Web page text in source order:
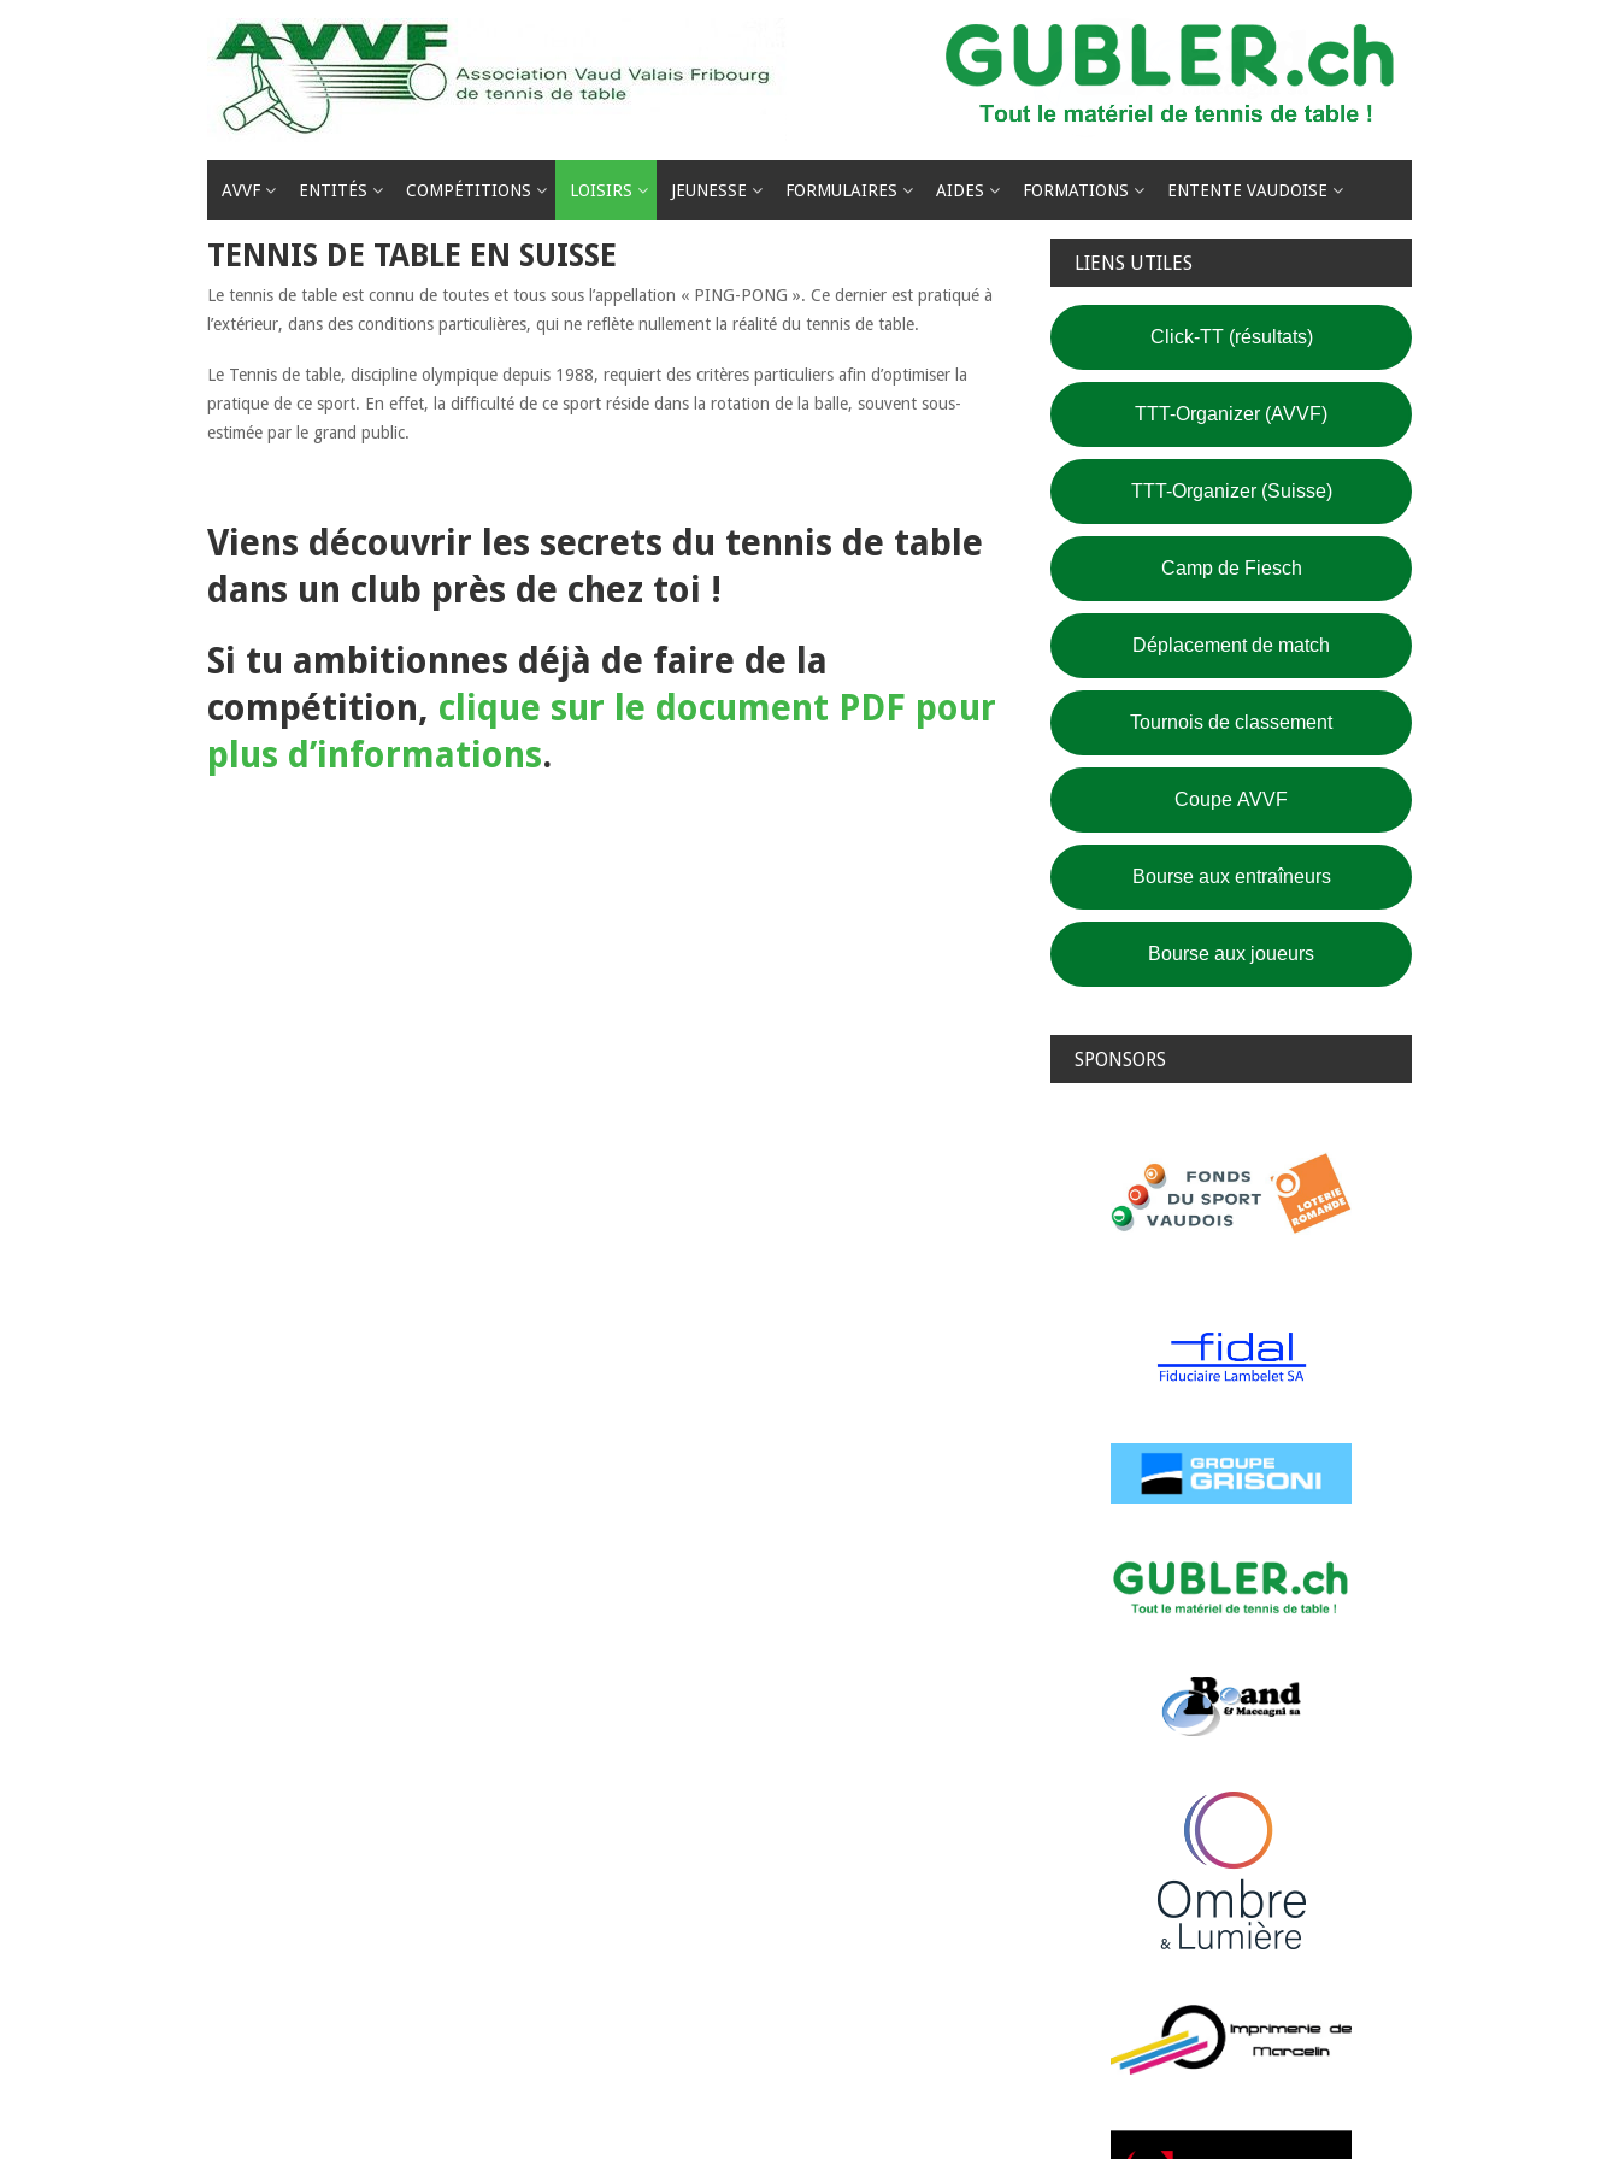
AVVF ENTITÉS COMPÉTITIONS LOISIRS JEUNESSE FORMULAIRES AIDES FORMATIONS ENTENTE VAUDOISE
TENNIS DE TABLE EN SUISSE
Le tennis de table est connu de toutes et tous sous l’appellation « PING-PONG ». Ce dernier est pratiqué à
l’extérieur, dans des conditions particulières, qui ne reflète nullement la réalité du tennis de table.
Le Tennis de table, discipline olympique depuis 1988, requiert des critères particuliers afin d’optimiser la
pratique de ce sport. En effet, la difficulté de ce sport réside dans la rotation de la balle, souvent sous-
estimée par le grand public.
Viens découvrir les secrets du tennis de table
dans un club près de chez toi !
Si tu ambitionnes déjà de faire de la
compétition, clique sur le document PDF pour
plus d’informations.
LIENS UTILES
Click-TT (résultats)
TTT-Organizer (AVVF)
TTT-Organizer (Suisse)
Camp de Fiesch
Déplacement de match
Tournois de classement
Coupe AVVF
Bourse aux entraîneurs
Bourse aux joueurs
SPONSORS